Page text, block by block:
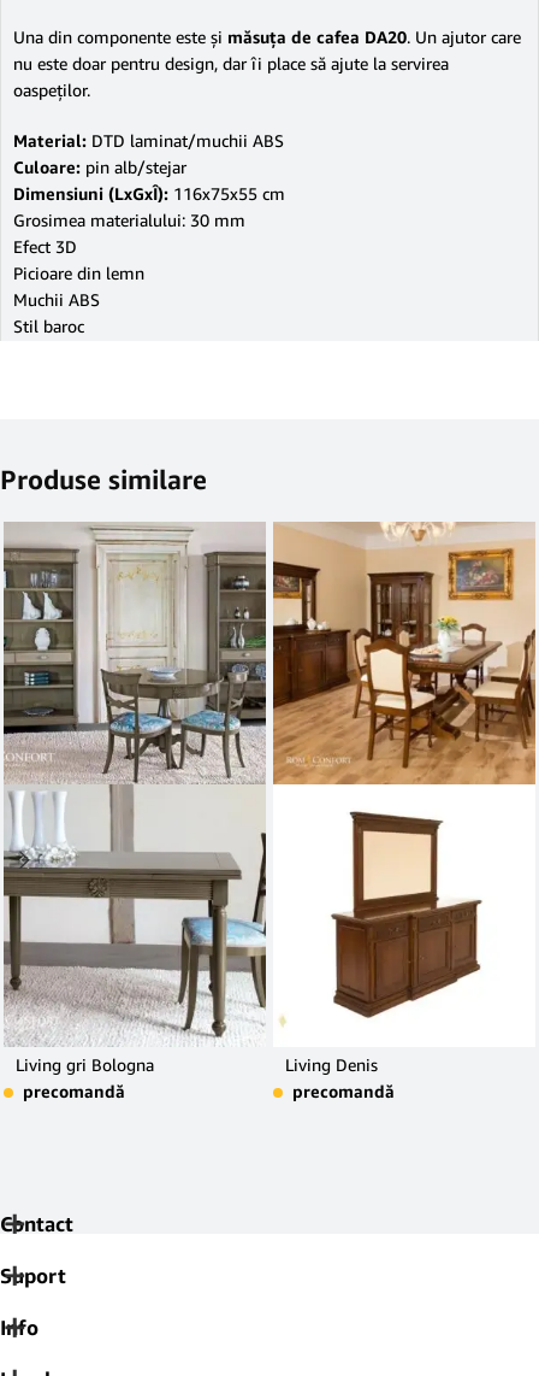
Una din componente este şi măsuţa de cafea DA20. Un ajutor care
nu este doar pentru design, dar îi place să ajute la servirea
oaspeţilor.
Material: DTD laminat/muchii ABS
Culoare: pin alb/stejar
Dimensiuni (LxGxÎ): 116x75x55 cm
Grosimea materialului: 30 mm
Efect 3D
Picioare din lemn
Muchii ABS
Stil baroc
Produse similare
Living gri Bologna
precomandă
Living Denis
precomandă
Contact
Suport
Info